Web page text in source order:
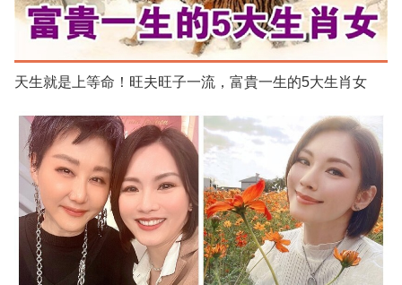
天生就是上等命！旺夫旺子一流，富貴一生的5大生肖女